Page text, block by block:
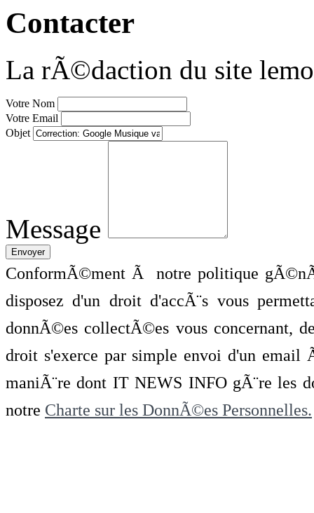
Contacter
La rÃ©daction du site
Votre Nom
Votre Email
Objet
Message
ConformÃ©ment Ã notre politique
disposez d'un droit d'accÃ¨s vous
donnÃ©es collectÃ©es vous concernant,
droit s'exerce par simple envoi d'un
maniÃ¨re dont IT NEWS INFO gÃ¨re les
notre Charte sur les DonnÃ©es Personnelles.